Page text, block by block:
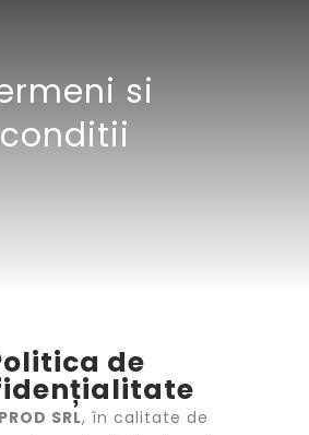
si
conditii
de
SRL, în calitate de